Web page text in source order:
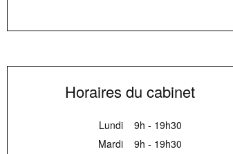
Horaires du cabinet
Lundi
9h - 19h30
Mardi
9h - 19h30